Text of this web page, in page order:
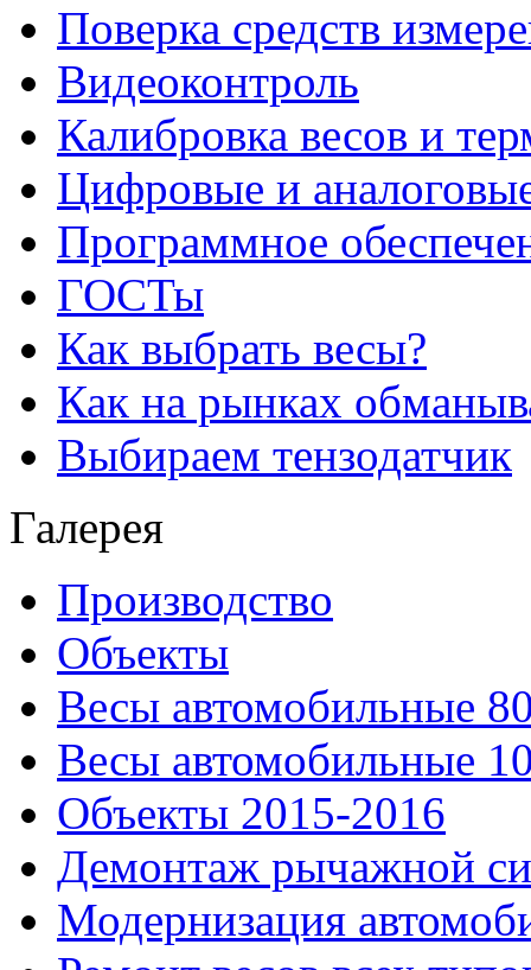
Поверка средств
Видеоконтроль
Калибровка весов и
Цифровые и
Программное
ГОСТы
Как выбрать весы?
Как на рынках
Выбираем тензодатчик
Галерея
Производство
Объекты
Весы автомобильные
Весы автомобильные
Объекты 2015-2016
Демонтаж рычажной
Модернизация